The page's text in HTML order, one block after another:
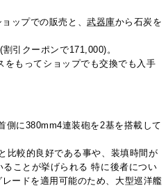
ップでの販売と、武器庫から石炭を
引クーポンで171,000)。
をもってショップでも交換でも入手
側に380mm4連装砲を2基を搭載して
比較的良好である事や、装填時間が
ことが挙げられる 特に後者につい
ードを適用可能のため、大型巡洋艦